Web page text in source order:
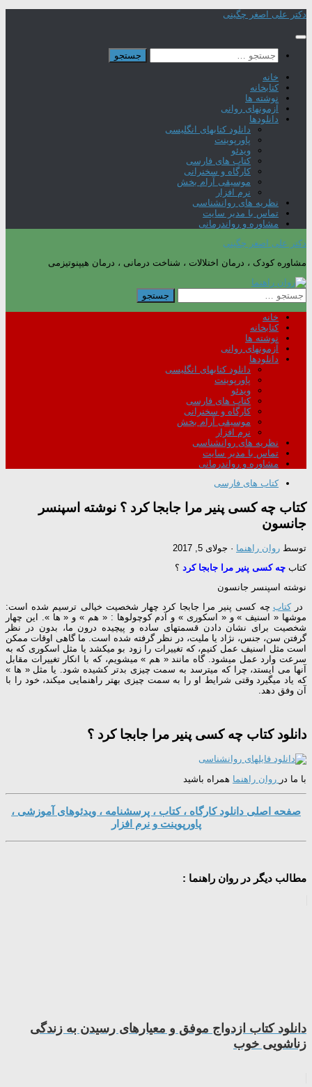
Skip
content
دکتر علی اصغر چگینی
جستجو
برای:
خانه
کتابخانه
نوشته ها
آزمونهای روانی
دانلودها
دانلود کتابهای انگلیسی
پاورپوینت
ویدئو
کتاب های فارسی
کارگاه و سخنرانی
موسیقی آرام بخش
نرم افزار
نظریه های روانشناسی
تماس با مدیر سایت
مشاوره و رواندرمانی
دکتر علی اصغر چگینی
مشاوره کودک ، درمان اختلالات ، شناخت درمانی ، درمان هیپنوتیزمی
جستجو
برای:
خانه
کتابخانه
نوشته ها
آزمونهای روانی
دانلودها
دانلود کتابهای انگلیسی
پاورپوینت
ویدئو
کتاب های فارسی
کارگاه و سخنرانی
موسیقی آرام بخش
نرم افزار
نظریه های روانشناسی
تماس با مدیر سایت
مشاوره و رواندرمانی
کتاب های فارسی
کتاب چه کسی پنير مرا جابجا کرد ؟ نوشته اسپنسر
جانسون
توسط روان راهنما · جولای 5, 2017
کتاب چه کسی پنير مرا جابجا کرد ؟
نوشته اسپنسر جانسون
درکتاب چه کسی پنير مرا جابجا کرد چهار شخصیت خیالی ترسیم شده است:
موشها « اسنیف » و « اسکوری » و آدم کوچولوها : « هم » و « ها ». این چهار
شخصیت برای نشان دادن قسمتهای ساده و پیچیده درون ما، بدون در نظر
گرفتن سن، جنس، نژاد یا ملیت، در نظر گرفته شده است. ما گاهی اوقات ممکن
است مثل اسنیف عمل کنیم، که تغییرات را زود بو میکشد یا مثل اسکوری که به
سرعت وارد عمل میشود. گاه مانند « هم » میشویم، که با انکار تغییرات مقابل
آنها می ایستد، چرا که میترسد به سمت چیزی بدتر کشیده شود. یا مثل « ها »
که یاد میگیرد وقتی شرایط او را به سمت چیزی بهتر راهنمایی میکند، خود را با
آن وفق دهد.
دانلود کتاب چه کسی پنير مرا جابجا کرد ؟
با ما در روان راهنما همراه باشید
صفحه اصلی دانلود کارگاه ، کتاب ، پرسشنامه ، ویدئوهای آموزشی ،
پاورپوینت و نرم افزار
مطالب دیگر در روان راهنما :
دانلود کتاب ازدواج موفق و معیارهای رسیدن به زندگی
زناشویی خوب